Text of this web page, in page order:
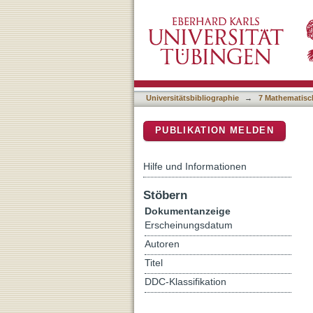
Universitätsbibliographie → 7
PUBLIKATION MELDEN
Hilfe und Informationen
Stöbern
Dokumentanzeige
Erscheinungsdatum
Autoren
Titel
DDC-Klassifikation